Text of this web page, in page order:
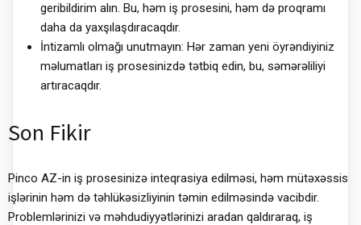
geribildirim alın. Bu, həm iş prosesini, həm də proqramı
daha da yaxşılaşdıracaqdır.
İntizamlı olmağı unutmayın: Hər zaman yeni öyrəndiyiniz
məlumatları iş prosesinizdə tətbiq edin, bu, səmərəliliyi
artıracaqdır.
Son Fikir
Pinco AZ-in iş prosesinizə inteqrasiya edilməsi, həm mütəxəssis
işlərinin həm də təhlükəsizliyinin təmin edilməsində vacibdir.
Problemlərinizi və məhdudiyyətlərinizi aradan qaldıraraq, iş